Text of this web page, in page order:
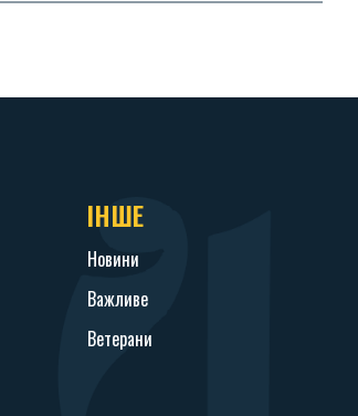
ІНШЕ
Новини
Важливе
Ветерани